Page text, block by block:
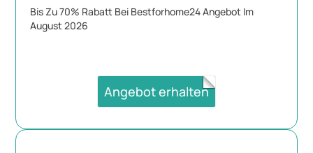
Bis Zu 70% Rabatt Bei Bestforhome24 Angebot Im
August 2026
Angebot erhalten